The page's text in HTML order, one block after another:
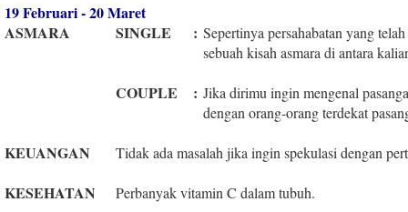
19 Februari - 20 Maret
ASMARA
SINGLE : Sepertinya persahabatan yang
sebuah kisah asmara di antara
COUPLE : Jika dirimu ingin mengenal
dengan orang-orang terdekat
KEUANGAN Tidak ada masalah jika ingin spekulasi dengan
KESEHATAN Perbanyak vitamin C dalam tubuh.